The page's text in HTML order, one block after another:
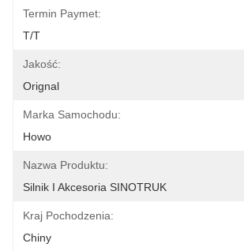
Termin Paymet:
T/T
Jakość:
Orignal
Marka Samochodu:
Howo
Nazwa Produktu:
Silnik I Akcesoria SINOTRUK
Kraj Pochodzenia:
Chiny